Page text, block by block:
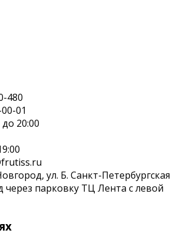
480
01
20:00
ул. Б. Санкт-Петербургская
через парковку ТЦ Лента с левой